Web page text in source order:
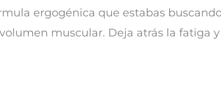
ergogénica que estabas
muscular. Deja atrás la fatiga